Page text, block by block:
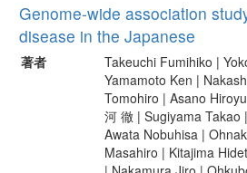
Genome-wide association
disease in the Japanese
著者
Takeuchi Fumihiko |
Yamamoto Ken |
Tomohiro | Asano
河 徹 | Sugiyama Takao
Awata Nobuhisa |
Masahiro | Kitajima